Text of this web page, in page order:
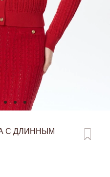
С ДЛИННЫМ